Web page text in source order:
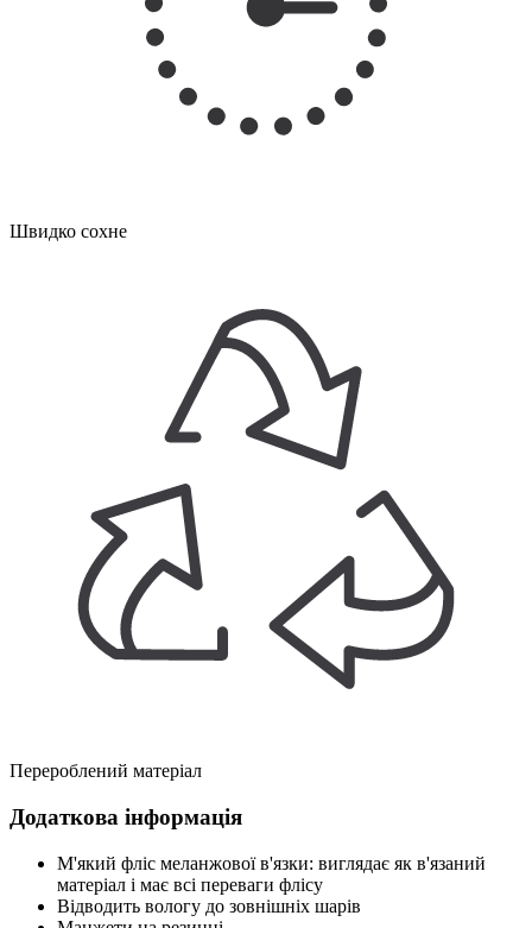
Швидко сохне
Перероблений матеріал
Додаткова інформація
М'який фліс меланжової в'язки: виглядає як в'язаний
матеріал і має всі переваги флісу
Відводить вологу до зовнішніх шарів